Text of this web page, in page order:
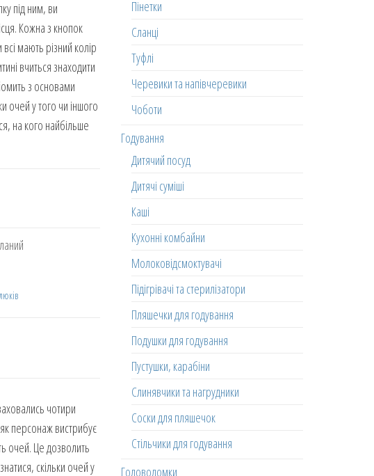
під ним, ви
Кожна з кнопок
мають різний колір
вчиться знаходити
з основами
очей у того чи іншого
на кого найбільше
чотири
персонаж вистрибує
очей. Це дозволить
скільки очей у
Пінетки
Сланці
Туфлі
Черевики та напівчеревики
Чоботи
Годування
Дитячий посуд
Дитячі суміші
Каші
Кухонні комбайни
Молоковідсмоктувачі
Підігрівачі та стерилізатори
Пляшечки для годування
Подушки для годування
Пустушки, карабіни
Слинявчики та нагрудники
Соски для пляшечок
Стільчики для годування
Головоломки